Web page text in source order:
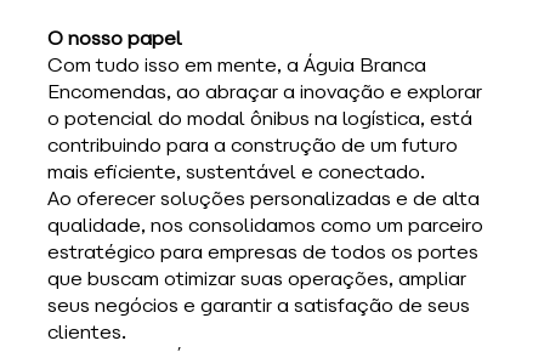
O nosso papel
Com tudo isso em mente, a Águia Branca
Encomendas, ao abraçar a inovação e explorar
o potencial do modal ônibus na logística, está
contribuindo para a construção de um futuro
mais eficiente, sustentável e conectado.
Ao oferecer soluções personalizadas e de alta
qualidade, nos consolidamos como um parceiro
estratégico para empresas de todos os portes
que buscam otimizar suas operações, ampliar
seus negócios e garantir a satisfação de seus
clientes.